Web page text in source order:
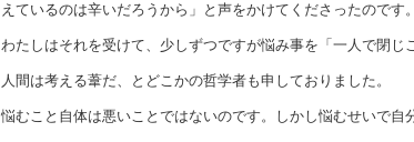
えているのは辛いだろうから」と声をかけてくださったのです。
わたしはそれを受けて、少しずつですが悩み事を「一人で閉じ
人間は考える葦だ、とどこかの哲学者も申しておりました。
悩むこと自体は悪いことではないのです。しかし悩むせいで自